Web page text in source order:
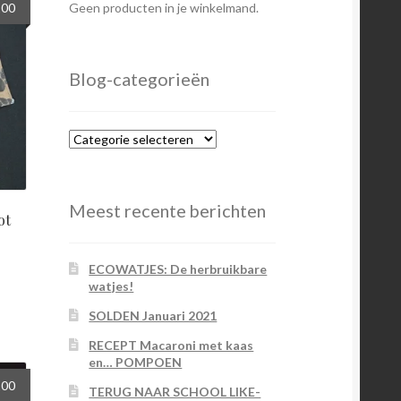
Huidige
prijs
Huidige
Geen producten in je winkelmand.
Blog-categorieën
Blog-
Meest recente berichten
ECOWATJES: De herbruikbare
watjes!
SOLDEN Januari 2021
RECEPT Macaroni met kaas
en… POMPOEN
TERUG NAAR SCHOOL LIKE-